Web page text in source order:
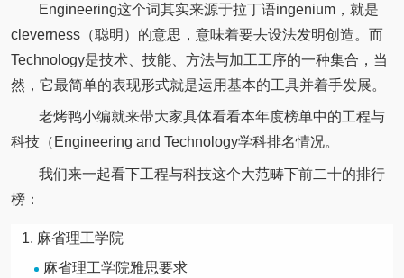
Engineering这个词其实来源于拉丁语ingenium，就是
cleverness（聪明）的意思，意味着要去设法发明创造。而
Technology是技术、技能、方法与加工工序的一种集合，当
然，它最简单的表现形式就是运用基本的工具并着手发展。
老烤鸭小编就来带大家具体看看本年度榜单中的工程与
科技（Engineering and Technology学科排名情况。
我们来一起看下工程与科技这个大范畴下前二十的排行
榜：
麻省理工学院
麻省理工学院雅思要求